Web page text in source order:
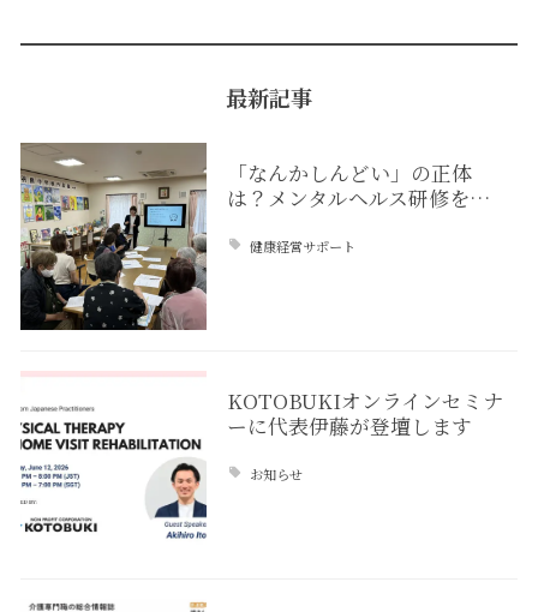
最新記事
「なんかしんどい」の正体
は？メンタルヘルス研修を…
健康経営サポート
KOTOBUKIオンラインセミナ
ーに代表伊藤が登壇します
お知らせ